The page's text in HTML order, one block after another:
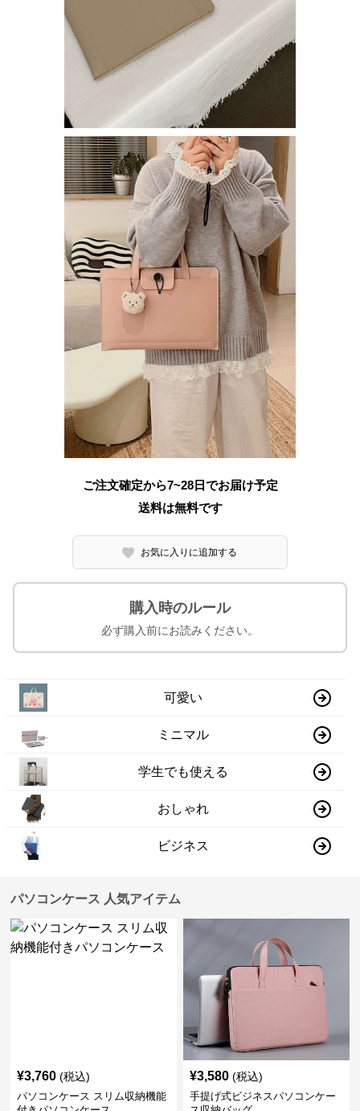
ご注文確定から7~28日でお届け予定
送料は無料です
お気に入りに追加する
購入時のルール
必ず購入前にお読みください。
可愛い
ミニマル
学生でも使える
おしゃれ
ビジネス
パソコンケース 人気アイテム
¥3,760 (税込)
パソコンケース スリム収納機能
¥3,580 (税込)
手提げ式ビジネスパソコンケー